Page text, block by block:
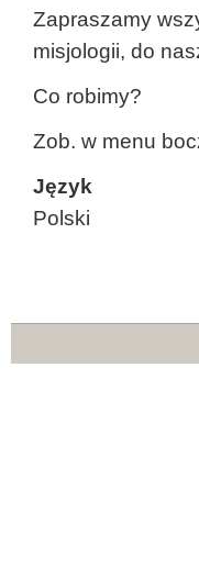
Zapraszamy
misjologii, do
Co robimy?
Zob. w menu
Język
Polski